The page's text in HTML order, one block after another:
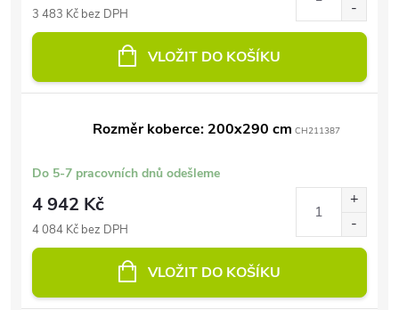
3 483 Kč bez DPH
VLOŽIT DO KOŠÍKU
Rozměr koberce: 200x290 cm CH211387
Do 5-7 pracovních dnů odešleme
4 942 Kč
4 084 Kč bez DPH
VLOŽIT DO KOŠÍKU